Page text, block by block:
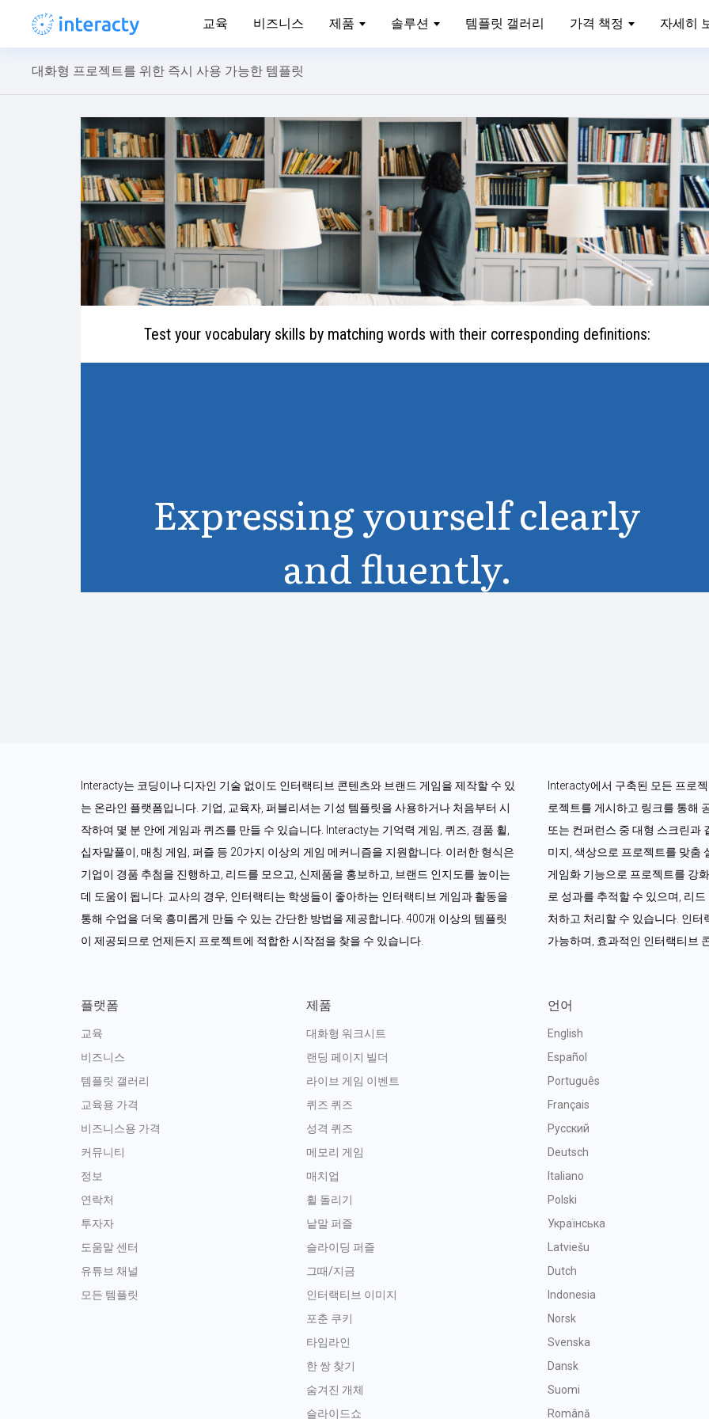
교육 비즈니스 제품 솔루션 템플릿 갤러리 가격 책정 자세히
대화형 프로젝트를 위한 즉시 사용 가능한 템플릿
Interacty는 코딩이나 디자인 기술 없이도 인터랙티브 콘텐츠와 브랜드 게임을 제작할 수 있
는 온라인 플랫폼입니다. 기업, 교육자, 퍼블리셔는 기성 템플릿을 사용하거나 처음부터 시
작하여 몇 분 안에 게임과 퀴즈를 만들 수 있습니다. Interacty는 기억력 게임, 퀴즈, 경품 휠,
십자말풀이, 매칭 게임, 퍼즐 등 20가지 이상의 게임 메커니즘을 지원합니다. 이러한 형식은
기업이 경품 추첨을 진행하고, 리드를 모으고, 신제품을 홍보하고, 브랜드 인지도를 높이는
데 도움이 됩니다. 교사의 경우, 인터랙티는 학생들이 좋아하는 인터랙티브 게임과 활동을
통해 수업을 더욱 흥미롭게 만들 수 있는 간단한 방법을 제공합니다. 400개 이상의 템플릿
이 제공되므로 언제든지 프로젝트에 적합한 시작점을 찾을 수 있습니다.
Interacty에서 구축된 모든 프로
로젝트를 게시하고 링크를 통해
또는 컨퍼런스 중 대형 스크린과
미지, 색상으로 프로젝트를 맞춤
게임화 기능으로 프로젝트를 강
로 성과를 추적할 수 있으며, 리
처하고 처리할 수 있습니다. 인
가능하며, 효과적인 인터랙티브
플랫폼
교육
비즈니스
템플릿 갤러리
교육용 가격
비즈니스용 가격
커뮤니티
정보
연락처
투자자
도움말 센터
유튜브 채널
모든 템플릿
제품
대화형 워크시트
랜딩 페이지 빌더
라이브 게임 이벤트
퀴즈 퀴즈
성격 퀴즈
메모리 게임
매치업
휠 돌리기
낱말 퍼즐
슬라이딩 퍼즐
그때/지금
인터랙티브 이미지
포춘 쿠키
타임라인
한 쌍 찾기
숨겨진 개체
슬라이드쇼
언어
English
Español
Português
Français
Русский
Deutsch
Italiano
Polski
Українська
Latviešu
Dutch
Indonesia
Norsk
Svenska
Dansk
Suomi
Română